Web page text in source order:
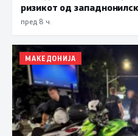
ризикот од
пред 8 ч.
МАКЕДОНИЈА